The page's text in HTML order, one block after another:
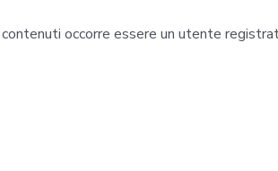
occorre essere un utente